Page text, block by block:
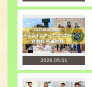
2026.05.01